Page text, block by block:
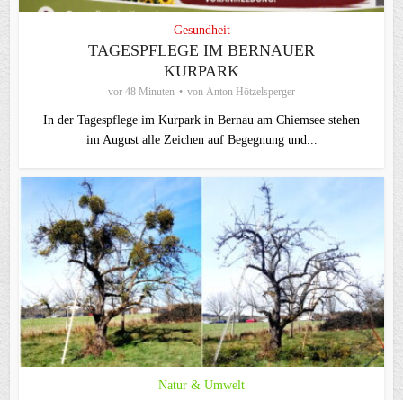
Gesundheit
TAGESPFLEGE IM BERNAUER
KURPARK
vor 48 Minuten von Anton Hötzelsperger
In der Tagespflege im Kurpark in Bernau am Chiemsee stehen
im August alle Zeichen auf Begegnung und...
Natur & Umwelt